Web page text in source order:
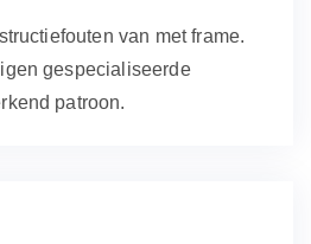
van met frame.
gespecialiseerde
patroon.